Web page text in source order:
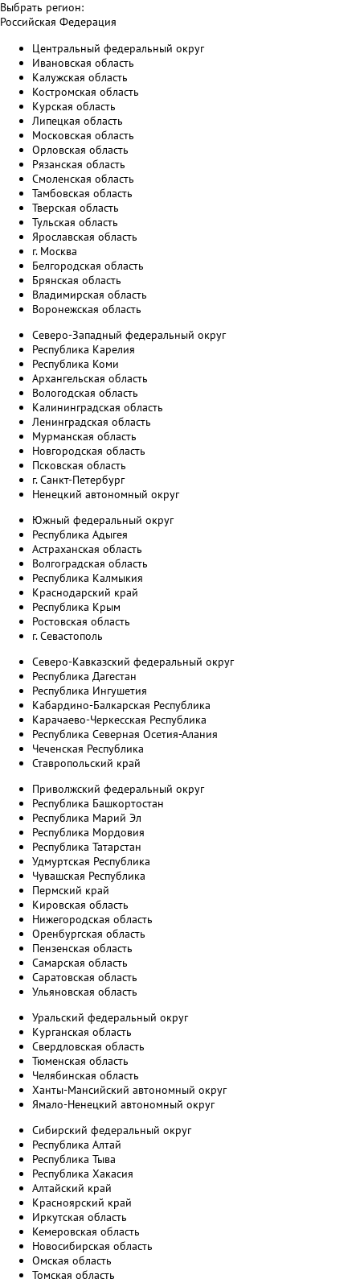
Выбрать регион:
Российская Федерация
Центральный федеральный округ
Ивановская область
Калужская область
Костромская область
Курская область
Липецкая область
Московская область
Орловская область
Рязанская область
Смоленская область
Тамбовская область
Тверская область
Тульская область
Ярославская область
г. Москва
Белгородская область
Брянская область
Владимирская область
Воронежская область
Северо-Западный федеральный округ
Республика Карелия
Республика Коми
Архангельская область
Вологодская область
Калининградская область
Ленинградская область
Мурманская область
Новгородская область
Псковская область
г. Санкт-Петербург
Ненецкий автономный округ
Южный федеральный округ
Республика Адыгея
Астраханская область
Волгоградская область
Республика Калмыкия
Краснодарский край
Республика Крым
Ростовская область
г. Севастополь
Северо-Кавказский федеральный округ
Республика Дагестан
Республика Ингушетия
Кабардино-Балкарская Республика
Карачаево-Черкесская Республика
Республика Северная Осетия-Алания
Чеченская Республика
Ставропольский край
Приволжский федеральный округ
Республика Башкортостан
Республика Марий Эл
Республика Мордовия
Республика Татарстан
Удмуртская Республика
Чувашская Республика
Пермский край
Кировская область
Нижегородская область
Оренбургская область
Пензенская область
Самарская область
Саратовская область
Ульяновская область
Уральский федеральный округ
Курганская область
Свердловская область
Тюменская область
Челябинская область
Ханты-Мансийский автономный округ
Ямало-Ненецкий автономный округ
Сибирский федеральный округ
Республика Алтай
Республика Тыва
Республика Хакасия
Алтайский край
Красноярский край
Иркутская область
Кемеровская область
Новосибирская область
Омская область
Томская область